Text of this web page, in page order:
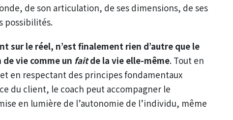
de son articulation, de ses dimensions, de ses
possibilités.
sur le réel, n’est finalement rien d’autre que le
vie comme un faitde la vie elle-même. Tout en
en respectant des principes fondamentaux
du client, le coach peut accompagner le
en lumière de l’autonomie de l’individu, même